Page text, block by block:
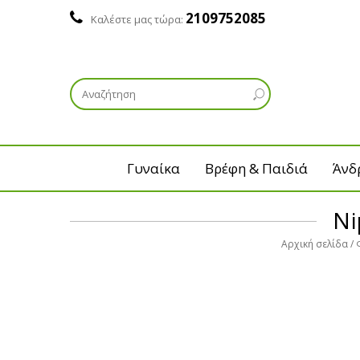
Καλέστε μας τώρα: 2109752085
Γυναίκα Βρέφη & Παιδιά
Αρχική σελίδα